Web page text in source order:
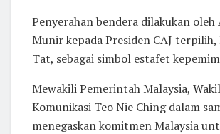
Penyerahan bendera dilakukan oleh
Munir kepada Presiden CAJ terpilih,
Tat, sebagai simbol estafet
Mewakili Pemerintah Malaysia,
Komunikasi Teo Nie Ching dalam
menegaskan komitmen Malaysia